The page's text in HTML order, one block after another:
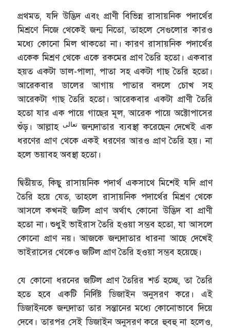
প্রথমত, যদি উদ্ভিদ এবং প্রাণী বিভিন্ন রাসায়নিক পদার্থের
মিশ্রণে নিজে থেকেই জন্ম নিতো, তাহলে সেগুলোর কারও
মধ্যে কোনো মিল থাকতো না। কারণ রাসায়নিক পদার্থের
একেক মিশ্রণ থেকে একে রকমের প্রাণ তৈরি হতো। একবার
হয়ত একটা ডাল-পালা, পাতা সহ একটা গাছ তৈরি হতো।
আরেকবার ডালের আগায় পাতার বদলে চোখ সহ
আরেকটা গাছ তৈরি হতো। আরেকবার একটা প্রাণী তৈরি
হতো যার এক পায়ে গাছের মূল, আরেক পায়ে অক্টোপাসের
শুঁড়। আল্লাহتعالى জন্মদাতার ব্যবস্থা করেছেন দেখেই এক
ধরণের প্রাণ থেকে একই ধরণের আরও প্রাণ তৈরি হয়। না
হলে ভয়াবহ অবস্থা হতো।
দ্বিতীয়ত, কিছু রাসায়নিক পদার্থ একসাথে মিশেই যদি প্রাণ
তৈরি হয়ে যেত, তাহলে রাসায়নিক পদার্থের মিশ্রণ থেকে
আসলে কখনই জটিল প্রাণ অর্থাৎ কোনো উদ্ভিদ বা প্রাণী
হতো না। শুধুই ভাইরাস তৈরি হওয়া সম্ভব হতো, যা আসলে
কোনো প্রাণ নয়। আজকে জন্মদাতার ধারনা আছে দেখেই
ভাইরাসের থেকেও জটিল প্রাণ তৈরি হওয়া সম্ভব হয়েছে।
যে কোনো ধরনের জটিল প্রাণ তৈরির শর্ত হচ্ছে, তা তৈরি
হতে হবে একটি নির্দিষ্ট ডিজাইন অনুসরণ করে। এই
ডিজাইনকে জন্মদাতা তার সন্তানের মধ্যে কোনোভাবে দিয়ে
দেবে। তারপর সেই ডিজাইন অনুসরণ করে হুবহু না হলেও,